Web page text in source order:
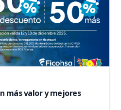
más valor y mejores